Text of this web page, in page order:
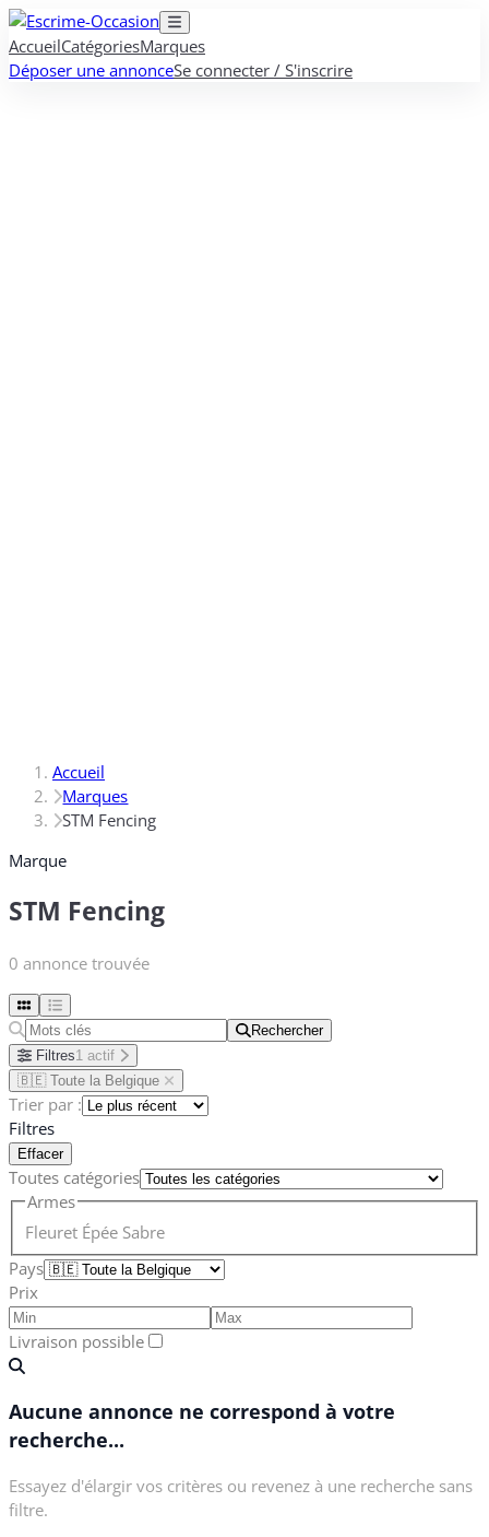
AccueilCatégoriesMarques
Déposer une annonceSe connecter / S'inscrire
Accueil
Marques
STM Fencing
Marque
STM Fencing
0 annonce trouvée
Rechercher
Rechercher
Filtres1 actif
🇧🇪 Toute la Belgique
Trier par :
Filtres
Effacer
Toutes catégories
Armes
Fleuret Épée Sabre
Pays
Prix
Livraison possible
Aucune annonce ne correspond à votre
recherche...
Essayez d'élargir vos critères ou revenez à une recherche sans
filtre.